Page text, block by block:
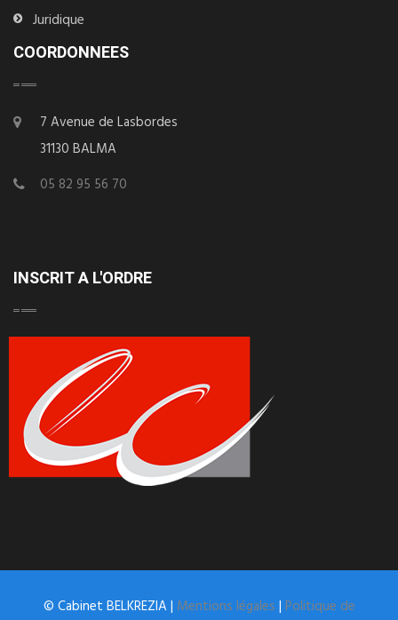
Juridique
COORDONNEES
7 Avenue de Lasbordes
31130 BALMA
05 82 95 56 70
INSCRIT A L'ORDRE
© Cabinet BELKREZIA | Mentions légales| Politique de